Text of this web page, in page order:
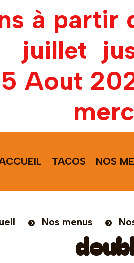
à partir
juillet
Aout
TACOS NOS
Nos menus